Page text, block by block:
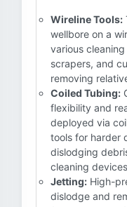
Wireline Tools:
wellbore on a
various
scrapers, and
removing
Coiled Tubing:
flexibility and
deployed via
tools for harder
dislodging
cleaning
Jetting: High-
dislodge and